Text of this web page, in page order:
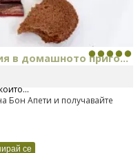
в домашното приго...
на изцяло нов
Бон Апети и получавайте